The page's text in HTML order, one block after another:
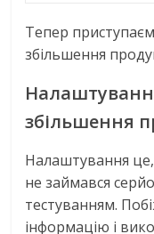
Тепер
збільшення
збільшення
Налаштування
не займався
тестуванням.
інформацію і